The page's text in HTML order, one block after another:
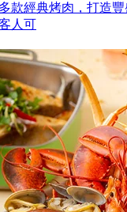
款經典烤肉，打造
人可